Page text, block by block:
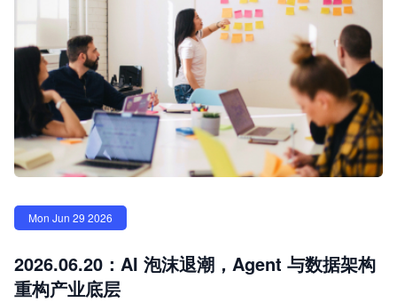
Mon Jun 29 2026
2026.06.20：AI 泡沫退潮，Agent 与数据架构
重构产业底层